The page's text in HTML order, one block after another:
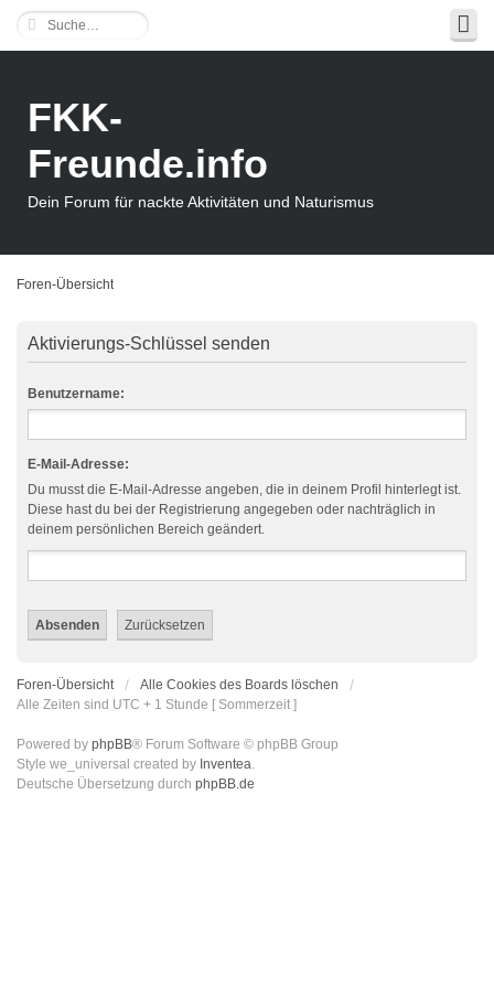
FKK-
Freunde.info
Dein Forum für nackte Aktivitäten und Naturismus
Foren-Übersicht
Aktivierungs-Schlüssel senden
Benutzername:
E-Mail-Adresse:
Du musst die E-Mail-Adresse angeben, die in deinem Profil hinterlegt ist.
Diese hast du bei der Registrierung angegeben oder nachträglich in
deinem persönlichen Bereich geändert.
Foren-Übersicht
Alle Cookies des Boards löschen
Alle Zeiten sind UTC + 1 Stunde [ Sommerzeit ]
Powered by phpBB® Forum Software © phpBB Group
Style we_universal created by Inventea.
Deutsche Übersetzung durch phpBB.de